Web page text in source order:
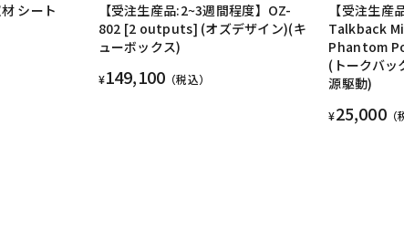
シート
【受注生産品:2~3週間程度】OZ-
802 [2 outputs] (オズデザイン)(キ
ューボックス)
¥149,100 （税込）
【受注生産
Talkback
Phantom
(トークバッ
源駆動)
¥25,000（